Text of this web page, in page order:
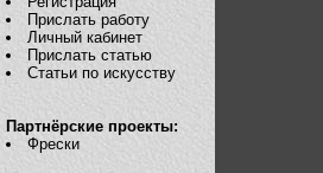
Прислать работу
Личный кабинет
Прислать статью
Статьи по искусству
Партнёрские проекты:
Фрески